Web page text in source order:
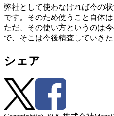
弊社として使わなければ今の
です。そのため使うこと自体は
ただ、その使い方というのは
で、そこは今後精査していきた
シェア